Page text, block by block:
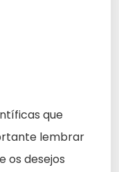
que
lembrar
os desejos